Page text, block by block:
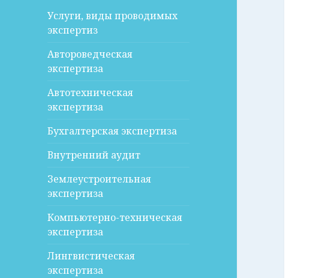
Услуги, виды проводимых
экспертиз
Автороведческая
экспертиза
Автотехническая
экспертиза
Бухгалтерская экспертиза
Внутренний аудит
Землеустроительная
экспертиза
Компьютерно-техническая
экспертиза
Лингвистическая
экспертиза